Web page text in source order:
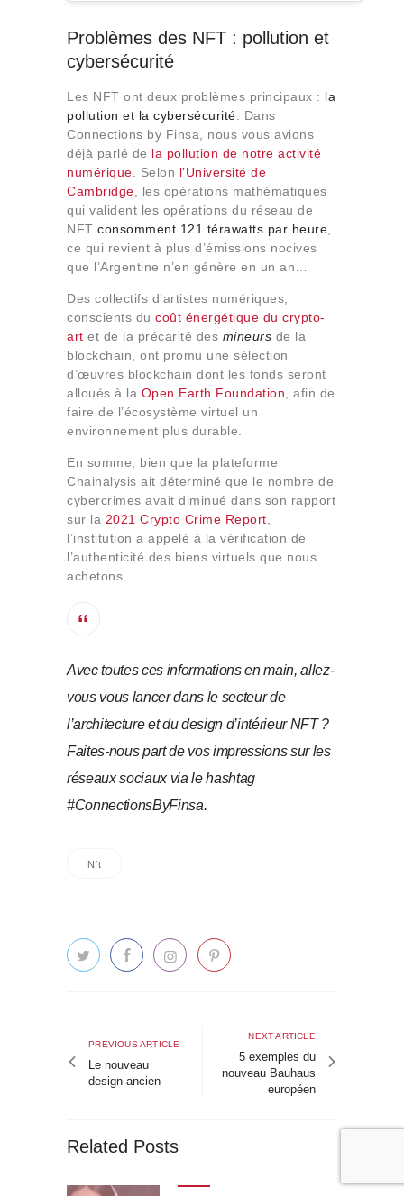
Problèmes des NFT : pollution et
cybersécurité
Les NFT ont deux problèmes principaux : la
pollution et la cybersécurité . Dans
Connections by Finsa, nous vous avions
déjà parlé de la pollution de notre activité
numérique . Selon l’Université de
Cambridge , les opérations mathématiques
qui valident les opérations du réseau de
NFT consomment 121 térawatts par heure
ce qui revient à plus d’émissions nocives
que l’Argentine n’en génère en un an…
Des collectifs d’artistes numériques,
conscients du coût énergétique du crypto-
art et de la précarité des mineurs de la
blockchain, ont promu une sélection
d’œuvres blockchain dont les fonds seront
alloués à la Open Earth Foundation , afin de
faire de l’écosystème virtuel un
environnement plus durable.
En somme, bien que la plateforme
Chainalysis ait déterminé que le nombre de
cybercrimes avait diminué dans son rapport
sur la 2021 Crypto Crime Report
l’institution a appelé à la vérification de
l’authenticité des biens virtuels que nous
achetons.
Avec toutes ces informations en main, allez-
vous vous lancer dans le secteur de
l’architecture et du design d’intérieur NFT ?
Faites-nous part de vos impressions sur les
réseaux sociaux via le hashtag
#ConnectionsByFinsa.
Nft
l’article
Previous
article
PREVIOUS ARTICLE
Le nouveau
design ancien
Next
article
NEXT ARTICLE
5 exemples du
nouveau Bauhaus
européen
Related Posts